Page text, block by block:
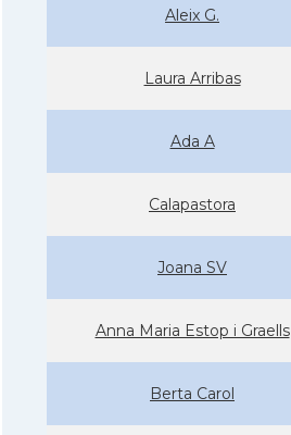
Aleix G.
Laura Arribas
Ada A
Calapastora
Joana SV
Anna Maria Estop i Graells
Berta Carol